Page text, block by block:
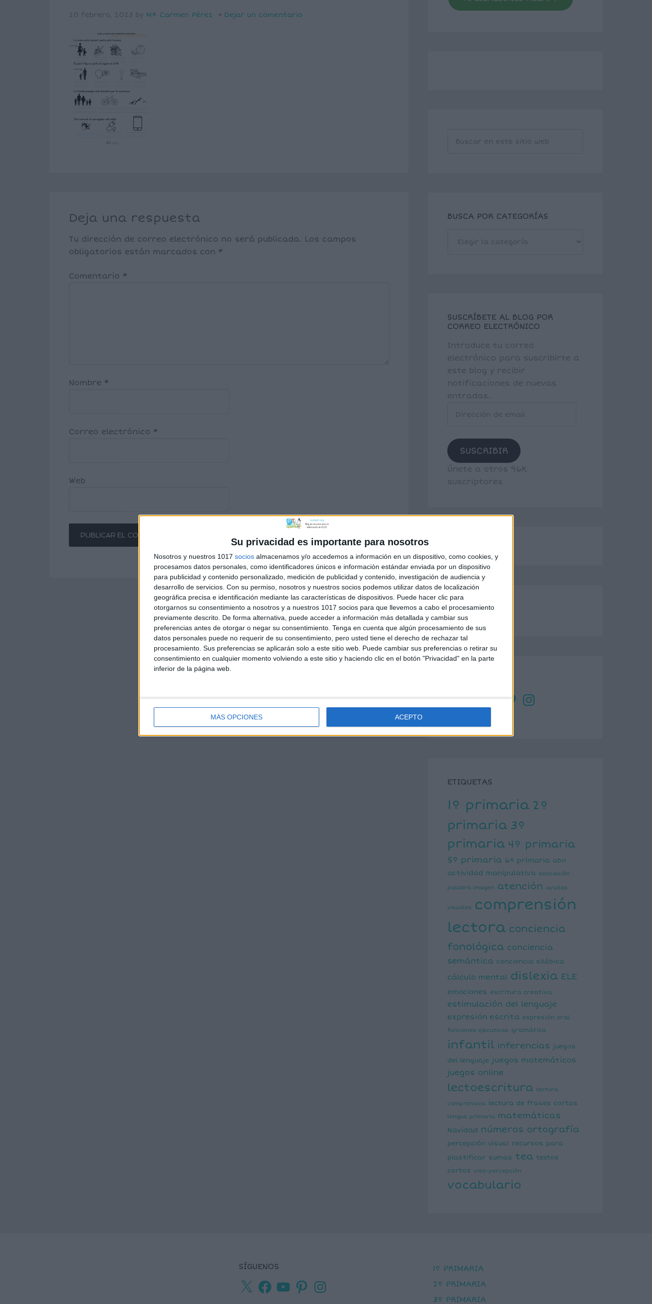
Su privacidad es importante para nosotros
Nosotros y nuestros 1017 socios almacenamos y/o accedemos a información en un dispositivo, como cookies, y
procesamos datos personales, como identificadores únicos e información estándar enviada por un dispositivo
para publicidad y contenido personalizado, medición de publicidad y contenido, investigación de audiencia y
desarrollo de servicios. Con su permiso, nosotros y nuestros socios podemos utilizar datos de localización
geográfica precisa e identificación mediante las características de dispositivos. Puede hacer clic para
otorgarnos su consentimiento a nosotros y a nuestros 1017 socios para que llevemos a cabo el procesamiento
previamente descrito. De forma alternativa, puede acceder a información más detallada y cambiar sus
preferencias antes de otorgar o negar su consentimiento. Tenga en cuenta que algún procesamiento de sus
datos personales puede no requerir de su consentimiento, pero usted tiene el derecho de rechazar tal
procesamiento. Sus preferencias se aplicarán solo a este sitio web. Puede cambiar sus preferencias o retirar su
consentimiento en cualquier momento volviendo a este sitio y haciendo clic en el botón "Privacidad" en la parte
inferior de la página web.
MÁS OPCIONES ACEPTO
20 febrero, 2023 by Mª Carmen Pérez Dejar un comentario
Deja una respuesta
Tu dirección de correo electrónico no será publicada. Los campos
obligatorios están marcados con *
Comentario *
Nombre *
Correo electrónico *
Web
BUSCA POR CATEGORÍAS
SUSCRÍBETE AL BLOG POR
CORREO ELECTRÓNICO
Introduce tu correo
electrónico para suscribirte a
este blog y recibir
notificaciones de nuevas
entradas.
SUSCRIBIR
Únete a otros 96K
suscriptores
X
Facebook
YouTubePinterestInstagram
ETIQUETAS
1º primaria 2º
primaria 3º
primaria 4º primaria
5º primaria 6º primaria abn
actividad manipulativa asociación
palabra imagen atención ayudas
visuales
comprensión
lectora conciencia
fonológica conciencia
semántica conciencia silábica
cálculo mental dislexia ELE
emociones escritura creativa
estimulación del lenguaje
expresión escrita expresión oral
funciones ejecutivas gramática
infantil inferencias juegos
del lenguaje juegos matemáticos
juegos online
lectoescritura lectura
comprensiva lectura de frases cortas
lengua primaria matemáticas
Navidad números ortografía
percepción visual recursos para
plastificar sumas tea textos
cortos
viso-percepción
vocabulario
SÍGUENOS
X
Facebook
YouTubePinterestInstagram
1º PRIMARIA
2º PRIMARIA
3º PRIMARIA